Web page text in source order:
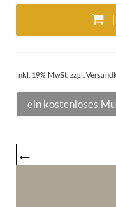
inkl. 19% MwSt. zzgl.
ein kostenloses
←